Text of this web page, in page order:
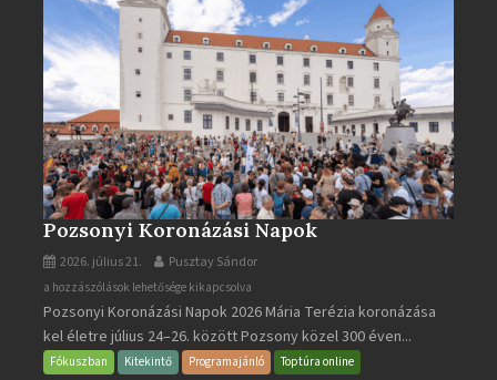
Pozsonyi Koronázási Napok
2026. július 21. Pusztay Sándor
Pozsonyi
Koronázási
Napok
bejegyzéshez
a hozzászólások lehetősége kikapcsolva
Pozsonyi Koronázási Napok 2026 Mária Terézia koronázása
kel életre július 24–26. között Pozsony közel 300 éven...
Fókuszban Kitekintő Programajánló Toptúra online